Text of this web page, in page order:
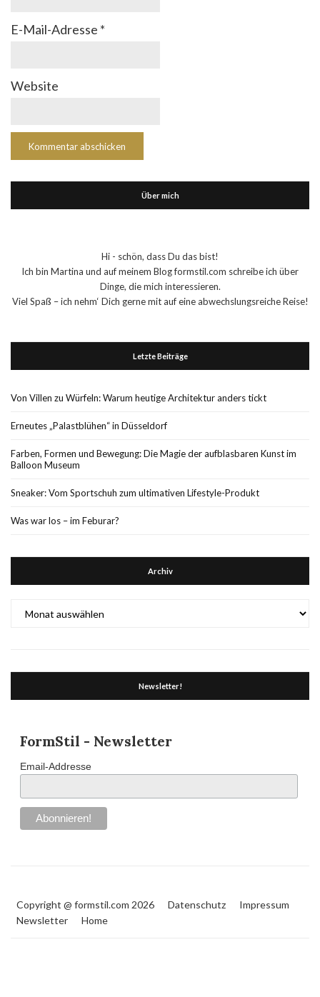
E-Mail-Adresse *
Website
Über mich
Hi - schön, dass Du das bist!
Ich bin Martina und auf meinem Blog formstil.com schreibe ich über
Dinge, die mich interessieren.
Viel Spaß – ich nehm‘ Dich gerne mit auf eine abwechslungsreiche Reise!
Letzte Beiträge
Von Villen zu Würfeln: Warum heutige Architektur anders tickt
Erneutes „Palastblühen“ in Düsseldorf
Farben, Formen und Bewegung: Die Magie der aufblasbaren Kunst im
Balloon Museum
Sneaker: Vom Sportschuh zum ultimativen Lifestyle-Produkt
Was war los – im Feburar?
Archiv
Newsletter!
FormStil - Newsletter
Email-Addresse
Copyright @ formstil.com 2026 Datenschutz
Impressum
Newsletter
Home